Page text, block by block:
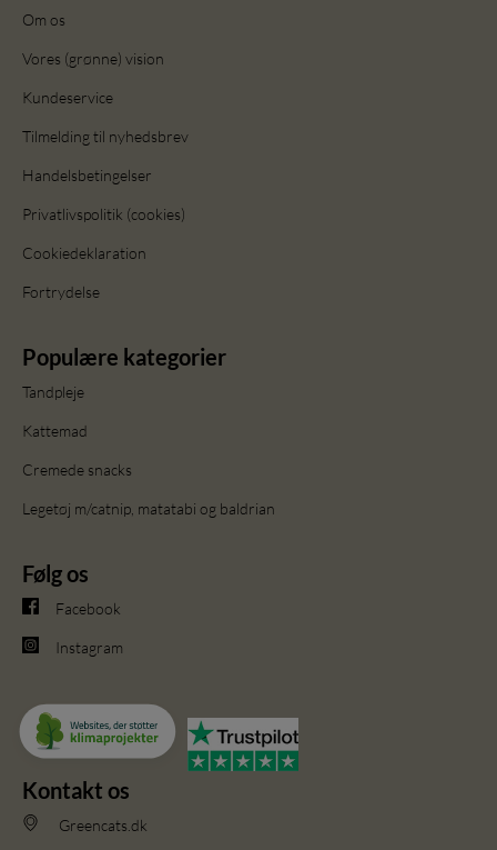
Om os
Vores (grønne) vision
Kundeservice
Tilmelding til nyhedsbrev
Handelsbetingelser
Privatlivspolitik (cookies)
Cookiedeklaration
Fortrydelse
Populære kategorier
Tandpleje
Kattemad
Cremede snacks
Legetøj m/catnip, matatabi og baldrian
Følg os
Facebook
Instagram
Kontakt os
Greencats.dk